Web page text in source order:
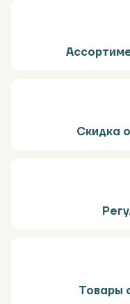
Скидка
Товары